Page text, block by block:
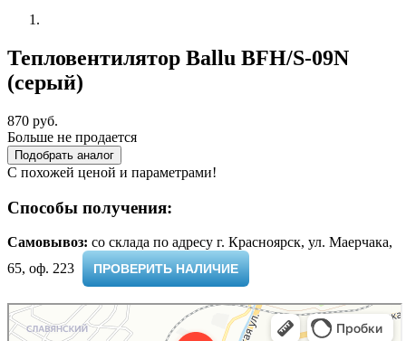
Тепловентилятор Ballu BFH/S-09N
(серый)
870 руб.
Больше не продается
Подобрать аналог
С похожей ценой и параметрами!
Способы получения:
Самовывоз: cо склада по адресу г. Красноярск, ул. Маерчака,
65, оф. 223 ​
ПРОВЕРИТЬ НАЛИЧИЕ